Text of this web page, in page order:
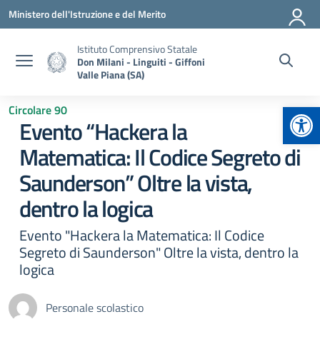
Vai ai contenuti
Vai al menu di navigazione
Vai al footer
Ministero dell'Istruzione e del Merito
Istituto Comprensivo Statale
Don Milani - Linguiti - Giffoni
Valle Piana (SA)
Circolare 90
Evento “Hackera la
Matematica: Il Codice Segreto di
Saunderson” Oltre la vista,
dentro la logica
Evento "Hackera la Matematica: Il Codice
Segreto di Saunderson" Oltre la vista, dentro la
logica
Personale scolastico